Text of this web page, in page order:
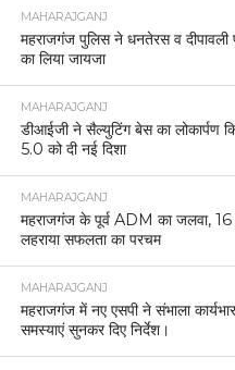
MAHARAJGANJ
महराजगंज पुलिस ने धनतेरस व दीपावली
का लिया जायजा
MAHARAJGANJ
डीआईजी ने सैल्युटिंग बेस का लोकार्पण
5.0 को दी नई दिशा
MAHARAJGANJ
महराजगंज के पूर्व ADM का जलवा, 16
लहराया सफलता का परचम
MAHARAJGANJ
महराजगंज में नए एसपी ने संभाला
समस्याएं सुनकर दिए निर्देश।